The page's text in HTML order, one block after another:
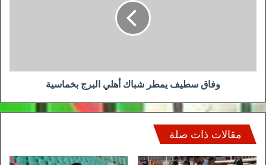
وفاق سطيف يمطر شباك أهلي البرج بخماسية
مقالات ذات صلة